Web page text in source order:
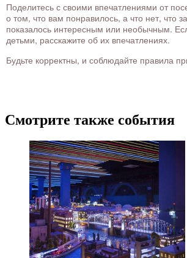
Поделитесь с своими впечатлениями от
о том, что вам понравилось, а что нет, что
показалось интересным или необычным.
детьми, расскажите об их впечатлениях.
Будьте корректны, и соблюдайте правила
Смотрите также события